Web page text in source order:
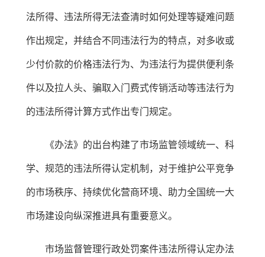
法所得、违法所得无法查清时如何处理等疑难问题
作出规定，并结合不同违法行为的特点，对多收或
少付价款的价格违法行为、为违法行为提供便利条
件以及拉人头、骗取入门费式传销活动等违法行为
的违法所得计算方式作出专门规定。
《办法》的出台构建了市场监管领域统一、科
学、规范的违法所得认定机制，对于维护公平竞争
的市场秩序、持续优化营商环境、助力全国统一大
市场建设向纵深推进具有重要意义。
市场监督管理行政处罚案件违法所得认定办法